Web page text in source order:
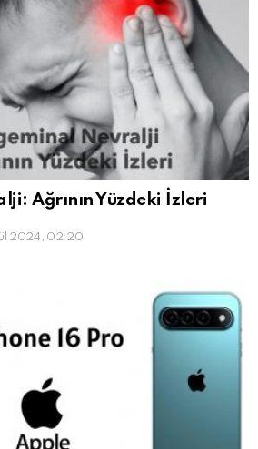
Ağrının Yüzdeki İzleri
2024, 02:20